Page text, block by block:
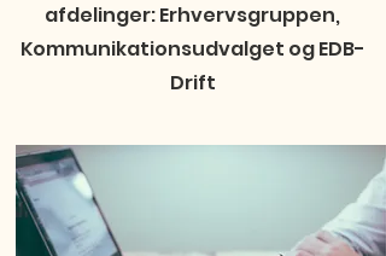
afdelinger: Erhvervsgruppen,
Kommunikationsudvalget og EDB-
Drift